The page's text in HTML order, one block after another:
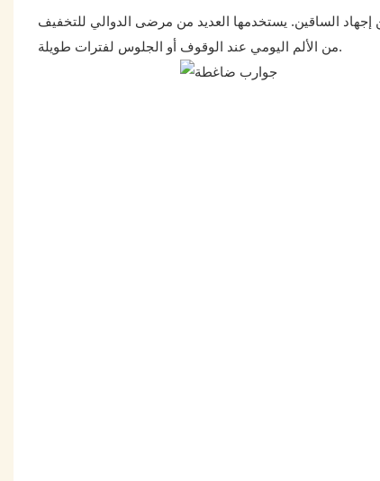
الساقين. يستخدمها العديد من مرضى الدوالي للتخفيف
من الألم اليومي عند الوقوف أو الجلوس لفترات طويلة.